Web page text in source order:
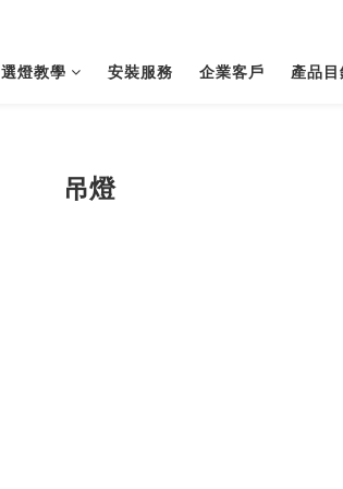
選燈教學 安裝服務 企業客戶 產品目
吊燈